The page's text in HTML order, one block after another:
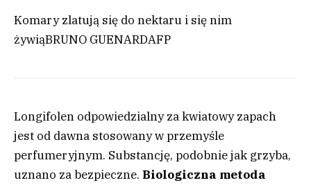
Komary zlatują się do nektaru i się nim
żywiąBRUNO GUENARDAFP
Longifolen odpowiedzialny za kwiatowy zapach
jest od dawna stosowany w przemyśle
perfumeryjnym. Substancję, podobnie jak grzyba,
uznano za bezpieczne. Biologiczna metoda